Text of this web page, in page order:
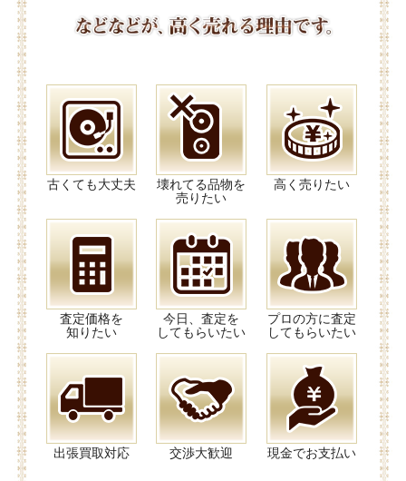
古くても大丈夫
壊れてる品物を
売りたい
高く売りたい
査定価格を
知りたい
今日、査定を
してもらいたい
プロの方に査定
してもらいたい
出張買取対応 交渉大歓迎 現金でお支払い